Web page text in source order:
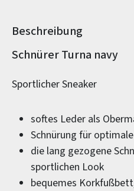
Beschreibung
Produktinformationen
Schnürer Turna navy
Sportlicher Sneaker
softes Leder als
Schnürung für
die lang gezogene
sportlichen Look
bequemes